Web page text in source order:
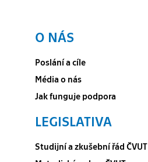
O NÁS
Poslání a cíle
Média o nás
Jak funguje podpora
LEGISLATIVA
Studijní a zkušební řád ČVUT